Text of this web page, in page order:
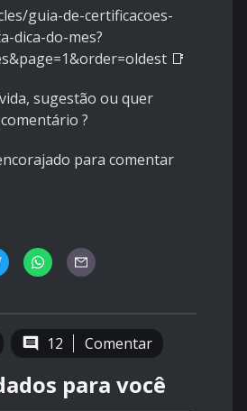
guia-de-certificacoes-
dica-do-mes?
📑
sugestão ou quer
?
para comentar
12 Comentar
para você